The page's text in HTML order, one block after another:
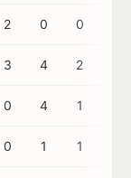
2 0 0
3 4 2
0 4 1
0 1 1